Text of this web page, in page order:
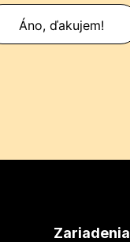
Áno, ďakujem!
Zariadenia